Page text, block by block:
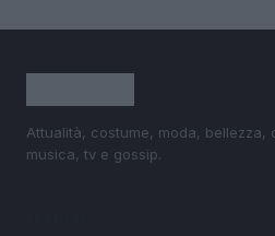
Attualità, costume, moda, bellezza,
musica, tv e gossip.